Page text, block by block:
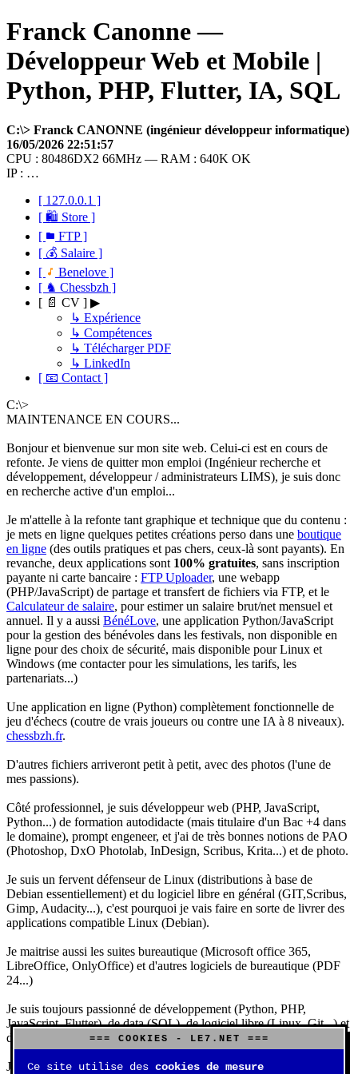
Franck Canonne —
Développeur Web et Mobile |
Python, PHP, Flutter, IA, SQL
C:\> Franck CANONNE (ingénieur développeur informatique)
16/05/2026 22:51:57
CPU : 80486DX2 66MHz — RAM : 640K OK
IP : …
[ 127.0.0.1 ]
[ 🛍 Store ]
[
FTP ]
[ 💰 Salaire ]
[
Benelove ]
[ ♞ Chessbzh ]
[ 📄 CV ] ▶
↳ Expérience
↳ Compétences
↳ Télécharger PDF
↳ LinkedIn
[ 📧 Contact ]
C:\>
MAINTENANCE EN COURS...
Bonjour et bienvenue sur mon site web. Celui-ci est en cours de
refonte. Je viens de quitter mon emploi (Ingénieur recherche et
développement, développeur / administrateurs LIMS), je suis donc
en recherche active d'un emploi...
Je m'attelle à la refonte tant graphique et technique que du contenu :
je mets en ligne quelques petites créations perso dans une boutique
en ligne (des outils pratiques et pas chers, ceux-là sont payants). En
revanche, deux applications sont 100% gratuites, sans inscription
payante ni carte bancaire : FTP Uploader, une webapp
(PHP/JavaScript) de partage et transfert de fichiers via FTP, et le
Calculateur de salaire, pour estimer un salaire brut/net mensuel et
annuel. Il y a aussi BénéLove, une application Python/JavaScript
pour la gestion des bénévoles dans les festivals, non disponible en
ligne pour des choix de sécurité, mais disponible pour Linux et
Windows (me contacter pour les simulations, les tarifs, les
partenariats...)
Une application en ligne (Python) complètement fonctionnelle de
jeu d'échecs (coutre de vrais joueurs ou contre une IA à 8 niveaux).
chessbzh.fr.
D'autres fichiers arriveront petit à petit, avec des photos (l'une de
mes passions).
Côté professionnel, je suis développeur web (PHP, JavaScript,
Python...) de formation autodidacte (mais titulaire d'un Bac +4 dans
le domaine), prompt engeneer, et j'ai de très bonnes notions de PAO
(Photoshop, DxO Photolab, InDesign, Scribus, Krita...) et de photo.
Je suis un fervent défenseur de Linux (distributions à base de
Debian essentiellement) et du logiciel libre en général (GIT,Scribus,
Gimp, Audacity...), c'est pourquoi je vais faire en sorte de livrer des
applications compatible Linux (Debian).
Je maitrise aussi les suites bureautique (Microsoft office 365,
LibreOffice, OnlyOffice) et d'autres logiciels de bureautique (PDF
24...)
Je suis toujours passionné de développement (Python, PHP,
JavaScript, Flutter), de data (SQL), de logiciel libre (Linux, Git...) et
d'IA (principalement Claude et DeepSeek).
J'aime jouer, surtout aux jeux de sociétés (Risk, Uno, Scrabble...),
=== COOKIES - LE7.NET ===
Ce site utilise des cookies de mesure